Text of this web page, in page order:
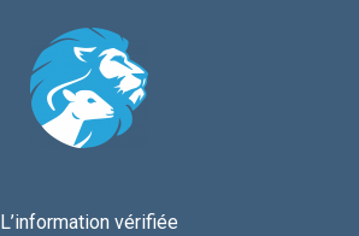
L’information vérifiée